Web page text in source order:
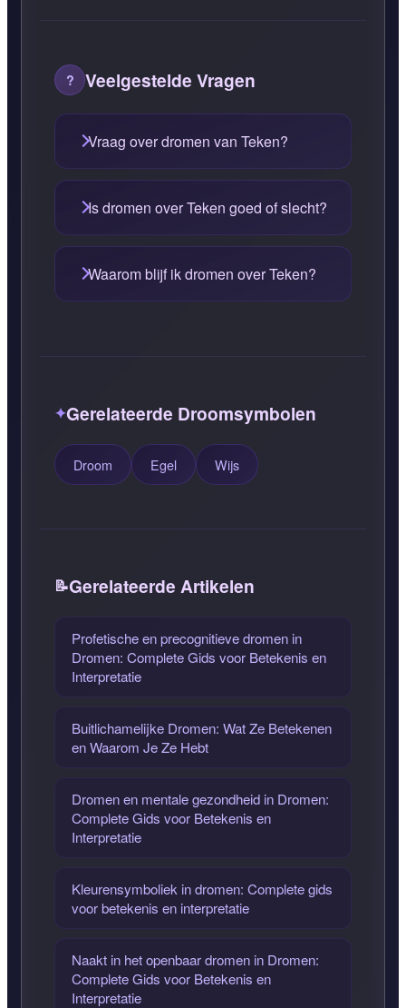
Veelgestelde Vragen
Vraag over dromen van Teken?
Is dromen over Teken goed of slecht?
Waarom blijf ik dromen over Teken?
Gerelateerde Droomsymbolen
Droom Egel Wijs
Gerelateerde Artikelen
Profetische en precognitieve dromen in
Dromen: Complete Gids voor Betekenis en
Interpretatie
Buitlichamelijke Dromen: Wat Ze Betekenen
en Waarom Je Ze Hebt
Dromen en mentale gezondheid in Dromen:
Complete Gids voor Betekenis en
Interpretatie
Kleurensymboliek in dromen: Complete gids
voor betekenis en interpretatie
Naakt in het openbaar dromen in Dromen:
Complete Gids voor Betekenis en
Interpretatie